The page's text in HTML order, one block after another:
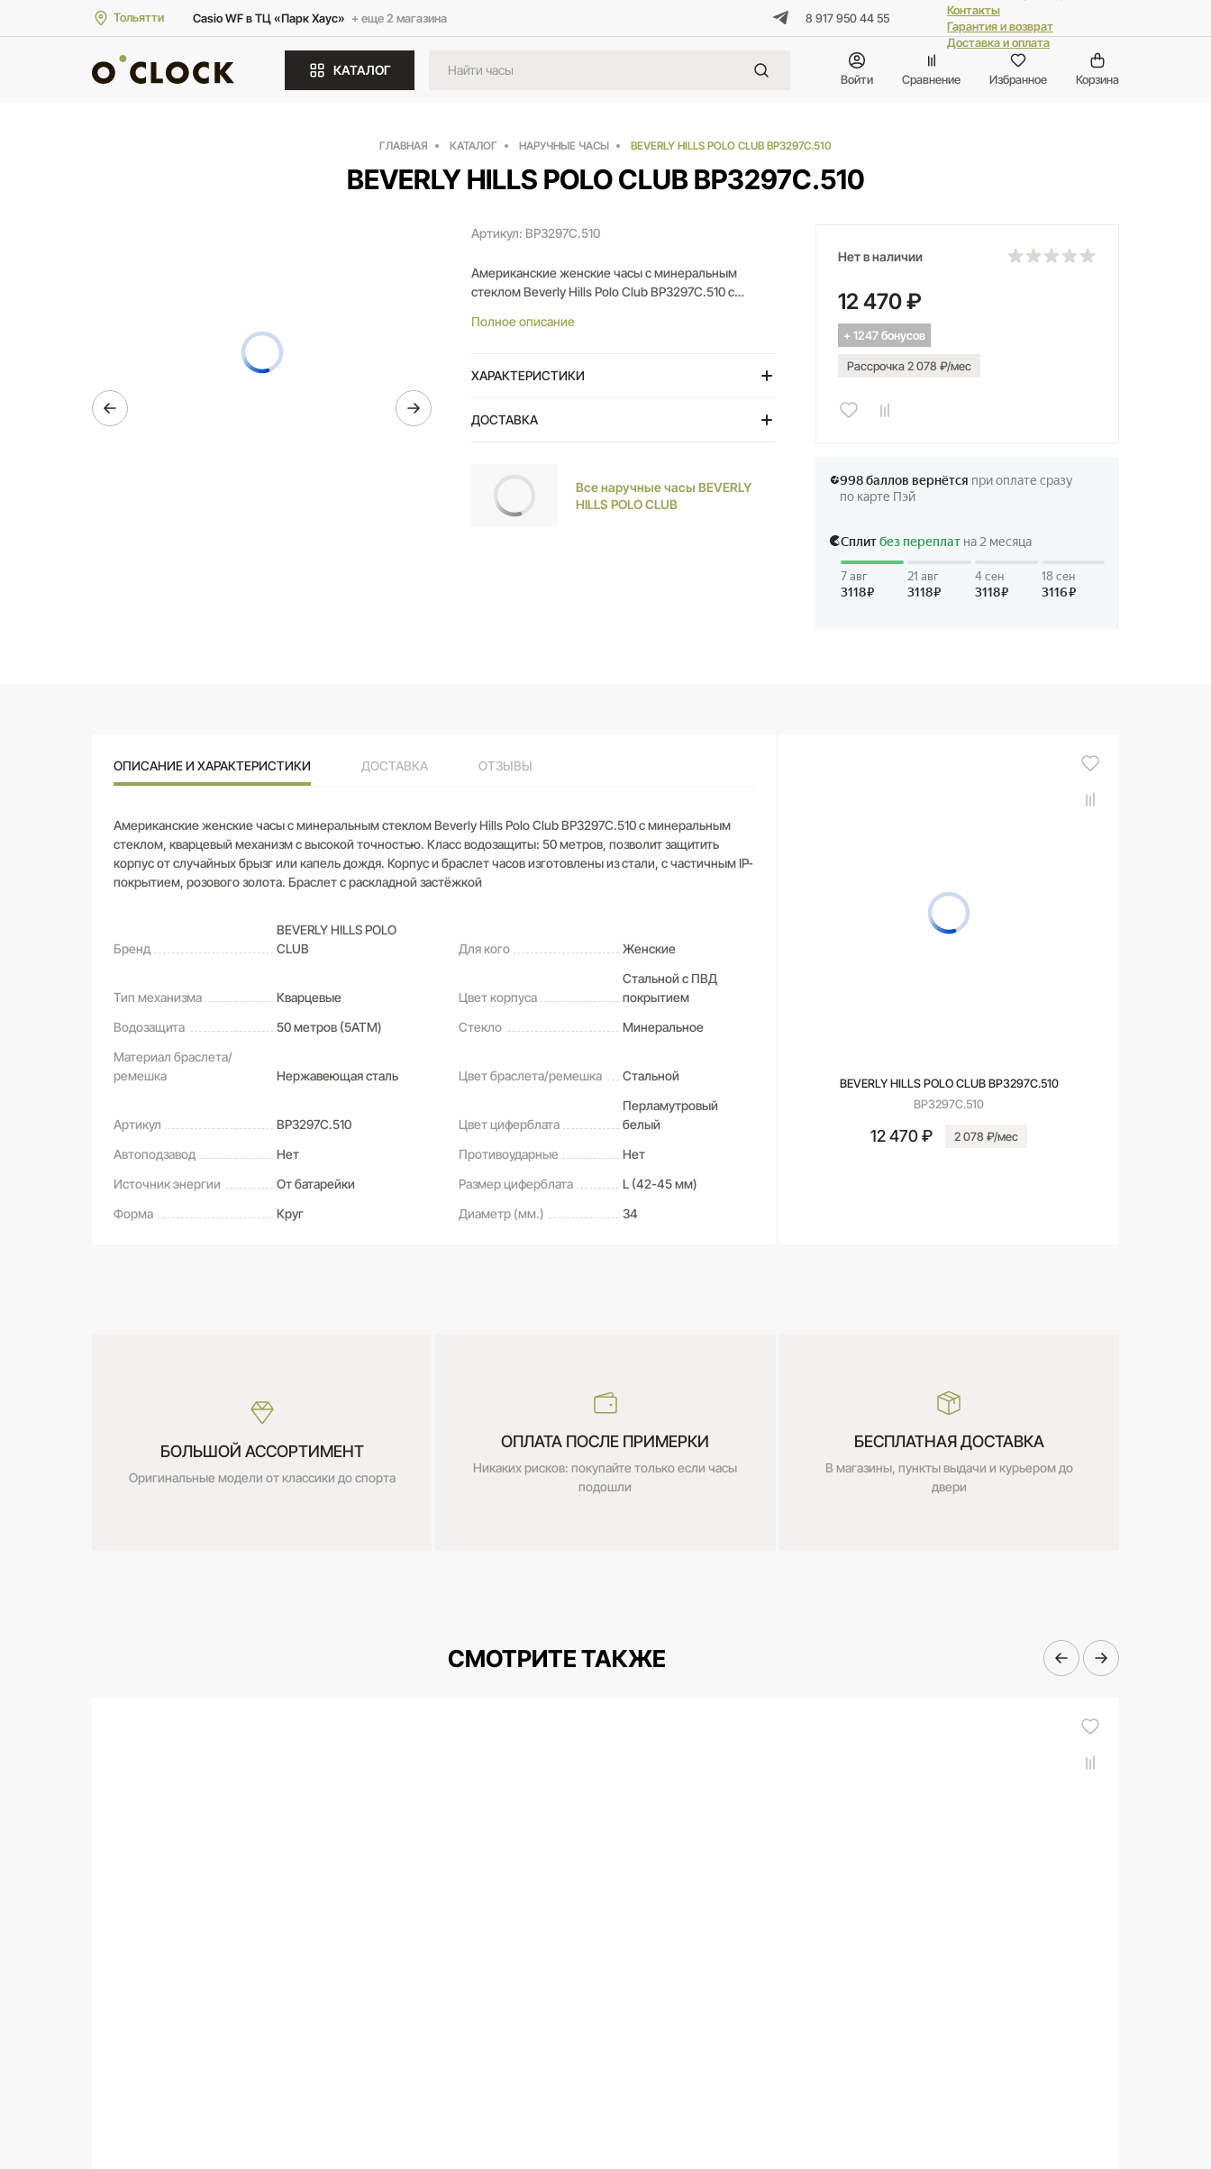
Тольятти Casio WF в ТЦ «Парк Хаус» + еще 2 магазина 8 917 950 44 55
Контакты
Гарантия и возврат
Доставка и оплата
КАТАЛОГ
Войти Сравнение Избранное Корзина
ГЛАВНАЯ КАТАЛОГ НАРУЧНЫЕ ЧАСЫ BEVERLY HILLS POLO CLUB BP3297C.510
BEVERLY HILLS POLO CLUB BP3297C.510
Артикул: BP3297C.510
Американские женские часы с минеральным
стеклом Beverly Hills Polo Club BP3297C.510 с
высокой точностью. Класс водозащиты: 50 метров,
капель дождя. Корпус и браслет часов изготовлены
Полное описание
ХАРАКТЕРИСТИКИ
ДОСТАВКА
Все наручные часы BEVERLY
HILLS POLO CLUB
Нет в наличии
12 470 ₽
+ 1247 бонусов
Рассрочка 2 078 ₽/мес
ОПИСАНИЕ И ХАРАКТЕРИСТИКИ ДОСТАВКА ОТЗЫВЫ
Американские женские часы с минеральным стеклом Beverly Hills Polo Club BP3297C.510 с минеральным
стеклом, кварцевый механизм с высокой точностью. Класс водозащиты: 50 метров, позволит защитить
корпус от случайных брызг или капель дождя. Корпус и браслет часов изготовлены из стали, с частичным IP-
покрытием, розового золота. Браслет с раскладной застёжкой
Бренд
BEVERLY HILLS POLO
CLUB
Для кого Женские
Тип механизма Кварцевые Цвет корпуса
Стальной с ПВД
покрытием
Водозащита
50 метров (5ATM) Стекло
Минеральное
Материал браслета/
ремешка
Нержавеющая сталь Цвет браслета/ремешка Стальной
Артикул BP3297C.510 Цвет циферблата
Перламутровый
белый
Автоподзавод
Нет Противоударные
Нет
Источник энергии
От батарейки Размер циферблата
L (42-45 мм)
Форма
Круг Диаметр (мм.) 34
BEVERLY HILLS POLO CLUB BP3297C.510
BP3297C.510
12 470 ₽ 2 078 ₽/мес
БОЛЬШОЙ АССОРТИМЕНТ
Оригинальные модели от классики до спорта
ОПЛАТА ПОСЛЕ ПРИМЕРКИ
Никаких рисков: покупайте только если часы
подошли
БЕСПЛАТНАЯ ДОСТАВКА
В магазины, пункты выдачи и курьером до
двери
СМОТРИТЕ ТАКЖЕ